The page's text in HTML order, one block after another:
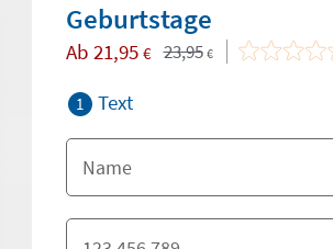
Geburtstage
Ab 21,95 € 23,95 €
1 Text